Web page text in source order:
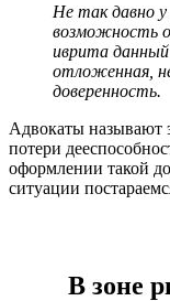
Не так давно у
возможность
иврита
отложенная,
доверенность.
Адвокаты называют
потери
оформлении такой
ситуации
В зоне